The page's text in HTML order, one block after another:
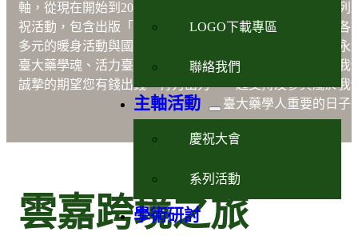
LOGO下載專區
聯絡我們
主軸活動
慶祝大會
系列活動
學術研討
軸，從現在開始到2023年10月21日的慶祝晚會將進行一系列
祝活動，包含出版「說不完的故事」、設計紀念品、舉辦各
多元的暖身活動與國際學術研討會等，以嶄新之形式展現永
臺大藥學魂、活力臺大藥學人及創新臺大藥學院之風貌。我
誠摯的期望您有錢出錢，有力出力，一起支持及參與屬於我
臺大藥學人重要的日子
雲嘉跨境之旅